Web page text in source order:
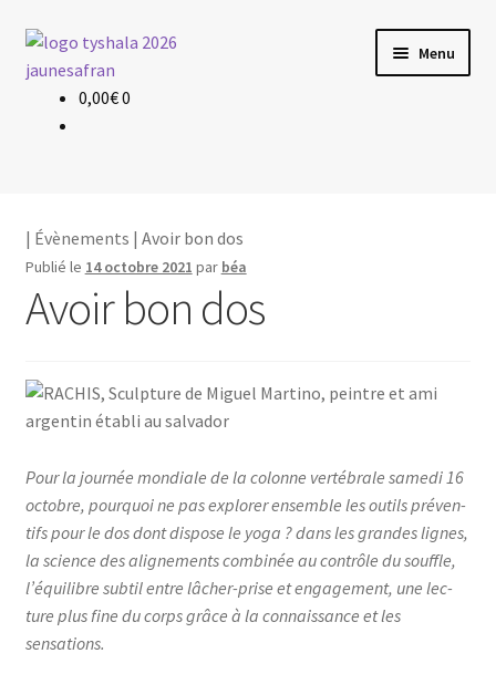
Aller
à
navigation
Aller
au
contenu
Menu
Évènements
Les profs
Le yoga
0,00€0
| Évènements | Avoir bon dos
Publié le 14 octobre 2021 par béa
Avoir bon dos
Pour la jour­née mon­diale de la colonne ver­té­brale same­di 16
octobre, pour­quoi ne pas explo­rer ensemble les outils pré­ven­
tifs pour le dos dont dis­pose le yoga ? dans les grandes lignes,
la science des ali­gne­ments com­bi­née au contrôle du souffle,
l’é­qui­libre sub­til entre lâcher-prise et enga­ge­ment, une lec­
ture plus fine du corps grâce à la connais­sance et les
sensations.